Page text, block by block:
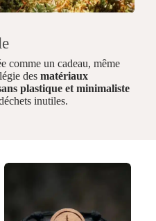
comme un cadeau, même
desmatériaux
plastique et minimaliste
inutiles.